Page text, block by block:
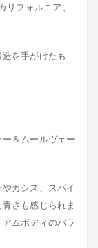
フォルニア、
を手がけたも
＆ムールヴェー
カシス、スパイ
さも感じられま
ムボディのバラ